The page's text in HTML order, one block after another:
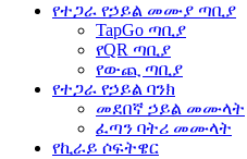
የተጋራ የኃይል መሙያ ጣቢያ
TapGo ጣቢያ
የQR ጣቢያ
የውጪ ጣቢያ
የተጋራ የኃይል ባንክ
መደበኛ ኃይል መሙላት
ፈጣን ባትሪ መሙላት
የኪራይ ሶፍትዌር